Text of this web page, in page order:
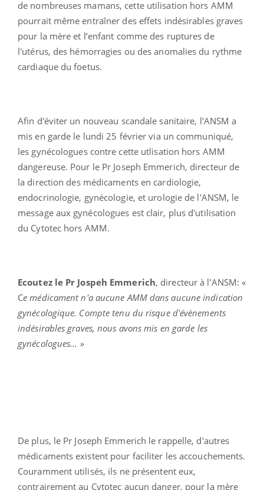
de nombreuses mamans, cette utilisation hors AMM
pourrait même entraîner des effets indésirables graves
pour la mère et l’enfant comme des ruptures de
l'utérus, des hémorragies ou des anomalies du rythme
cardiaque du foetus.
Afin d'éviter un nouveau scandale sanitaire, l'ANSM a
mis en garde le lundi 25 février via un communiqué,
les gynécologues contre cette utlisation hors AMM
dangereuse. Pour le Pr Joseph Emmerich, directeur de
la direction des médicaments en cardiologie,
endocrinologie, gynécologie, et urologie de l'ANSM, le
message aux gynécologues est clair, plus d'utilisation
du Cytotec hors AMM.
Ecoutez le Pr Jospeh Emmerich, directeur à l'ANSM: «
Ce médicament n'a aucune AMM dans aucune indication
gynécologique. Compte tenu du risque d'évènements
indésirables graves, nous avons mis en garde les
gynécologues... »
De plus, le Pr Joseph Emmerich le rappelle, d'autres
médicaments existent pour faciliter les accouchements.
Couramment utilisés, ils ne présentent eux,
contrairement au Cytotec aucun danger, pour la mère